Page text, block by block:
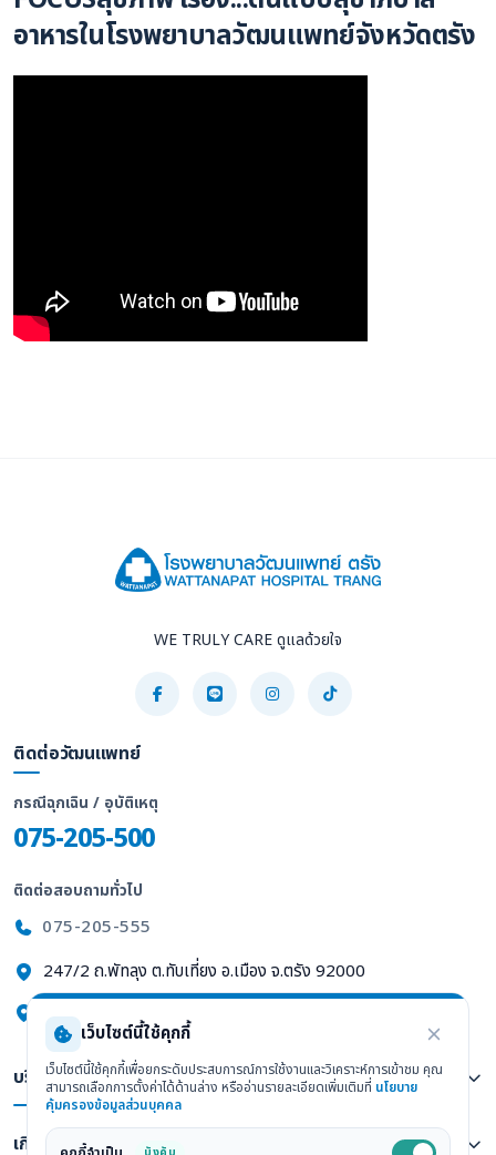
อาหารในโรงพยาบาลวัฒนแพทย์จังหวัดตรัง
WE TRULY CARE ดูแลด้วยใจ
ติดต่อวัฒนแพทย์
กรณีฉุกเฉิน / อุบัติเหตุ
075-205-500
ติดต่อสอบถามทั่วไป
075-205-555
247/2 ถ.พัทลุง ต.ทับเที่ยง อ.เมือง จ.ตรัง 92000
ดูแผนที่ Google Maps
บริการทางการแพทย์
เกี่ยวกับเรา
เว็บไซต์นี้ใช้คุกกี้
เว็บไซต์นี้ใช้คุกกี้เพื่อยกระดับประสบการณ์การใช้งานและวิเคราะห์การเข้าชม คุณ
สามารถเลือกการตั้งค่าได้ด้านล่าง หรืออ่านรายละเอียดเพิ่มเติมที่ นโยบาย
คุ้มครองข้อมูลส่วนบุคคล